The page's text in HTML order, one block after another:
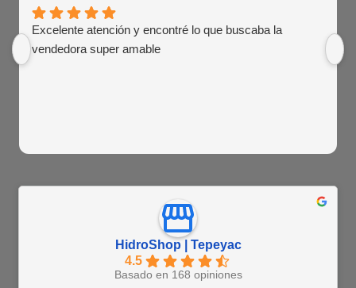
Excelente atención y encontré lo que buscaba la
vendedora super amable
HidroShop | Tepeyac
4.5
Basado en 168 opiniones